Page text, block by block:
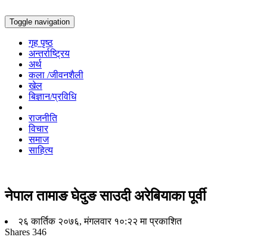
Toggle navigation
गृह पृष्ठ
अन्तर्राष्ट्रिय
अर्थ
कला /जीवनशैली
खेल
बिज्ञान/प्रविधि
राजनीति
विचार
समाज
साहित्य
नेपाल तामाङ घेदुङ साउदी अरेबियाका पूर्वी
२६ कार्तिक २०७६, मंगलवार १०:२२ मा प्रकाशित
Shares 346